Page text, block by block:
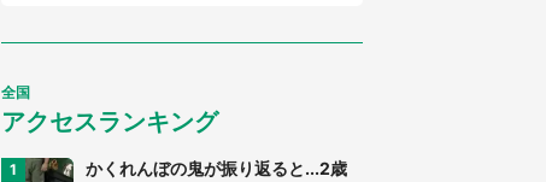
全国
アクセスランキング
かくれんぼの鬼が振り返ると...2歳